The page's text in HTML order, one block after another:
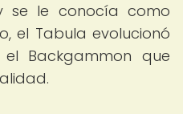
se le conocía como
el Tabula evolucionó
Backgammon que